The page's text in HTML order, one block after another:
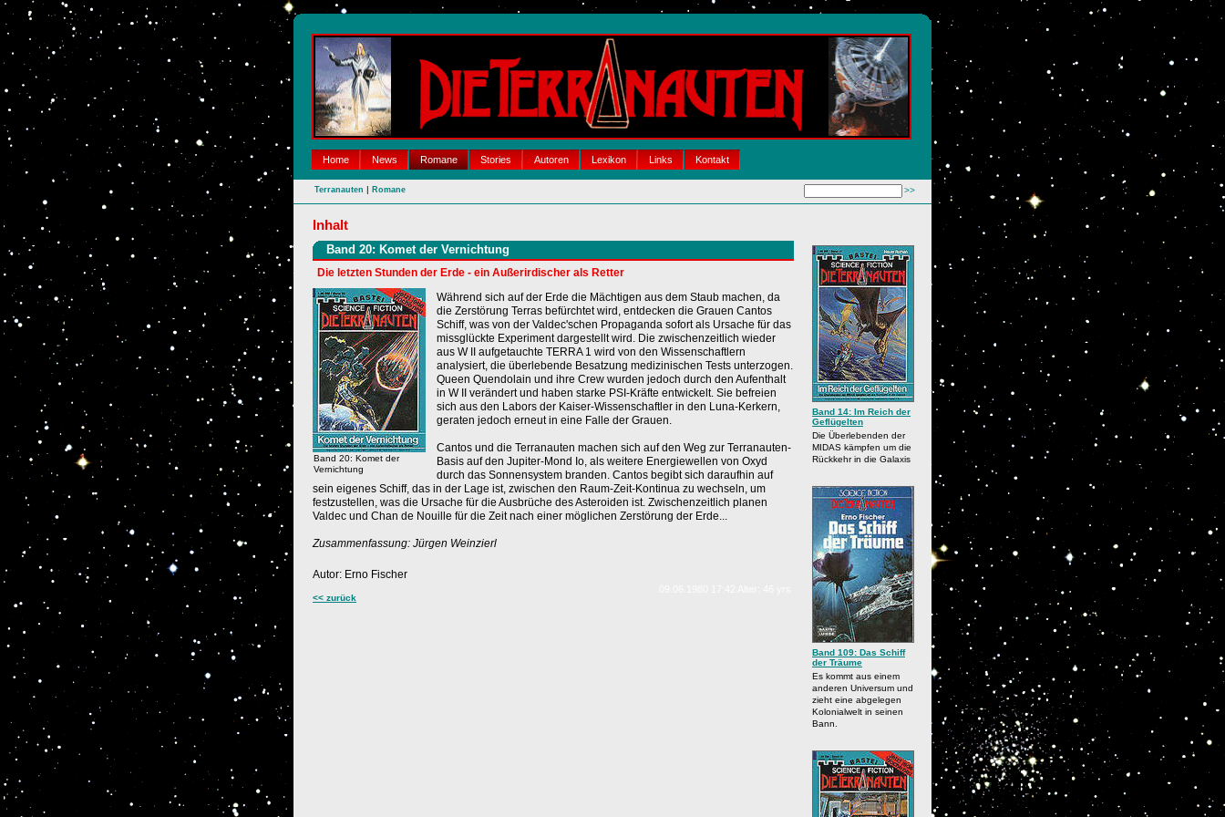
Home News Romane Stories Autoren Lexikon Links Kontakt
Terranauten | Romane
Inhalt
Band 20: Komet der Vernichtung
Die letzten Stunden der Erde - ein Außerirdischer als Retter
Band 20: Komet der
Vernichtung
Während sich auf der Erde die Mächtigen aus dem Staub machen, da
die Zerstörung Terras befürchtet wird, entdecken die Grauen Cantos
Schiff, was von der Valdec'schen Propaganda sofort als Ursache für das
missglückte Experiment dargestellt wird. Die zwischenzeitlich wieder
aus W II aufgetauchte TERRA 1 wird von den Wissenschaftlern
analysiert, die überlebende Besatzung medizinischen Tests unterzogen.
Queen Quendolain und ihre Crew wurden jedoch durch den Aufenthalt
in W II verändert und haben starke PSI-Kräfte entwickelt. Sie befreien
sich aus den Labors der Kaiser-Wissenschaftler in den Luna-Kerkern,
geraten jedoch erneut in eine Falle der Grauen.
Cantos und die Terranauten machen sich auf den Weg zur Terranauten-
Basis auf den Jupiter-Mond Io, als weitere Energiewellen von Oxyd
durch das Sonnensystem branden. Cantos begibt sich daraufhin auf
sein eigenes Schiff, das in der Lage ist, zwischen den Raum-Zeit-Kontinua zu wechseln, um
festzustellen, was die Ursache für die Ausbrüche des Asteroiden ist. Zwischenzeitlich planen
Valdec und Chan de Nouille für die Zeit nach einer möglichen Zerstörung der Erde...
Zusammenfassung: Jürgen Weinzierl
Autor: Erno Fischer
<< zurück
Band 14: Im Reich der
Geflügelten
Die Überlebenden der
MIDAS kämpfen um die
Rückkehr in die Galaxis
Band 109: Das Schiff
der Träume
Es kommt aus einem
anderen Universum und
zieht eine abgelegen
Kolonialwelt in seinen
Bann.